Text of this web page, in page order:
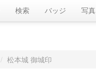
検索 バッジ 写真
/ 松本城 御城印